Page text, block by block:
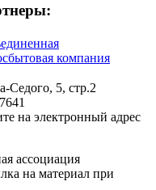
Седого, 5, стр.2
на электронный адрес
ассоциация
на материал при